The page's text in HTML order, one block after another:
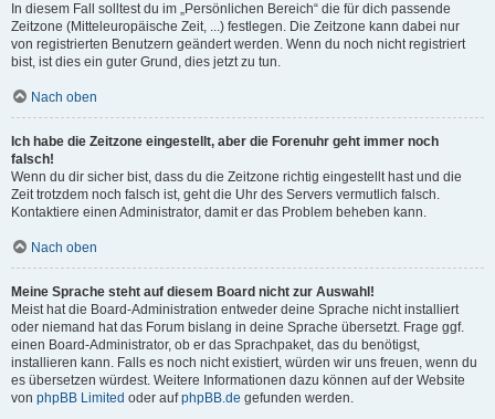
In diesem Fall solltest du im „Persönlichen Bereich“ die für dich passende
Zeitzone (Mitteleuropäische Zeit, ...) festlegen. Die Zeitzone kann dabei nur
von registrierten Benutzern geändert werden. Wenn du noch nicht registriert
bist, ist dies ein guter Grund, dies jetzt zu tun.
Nach oben
Ich habe die Zeitzone eingestellt, aber die Forenuhr geht immer noch
falsch!
Wenn du dir sicher bist, dass du die Zeitzone richtig eingestellt hast und die
Zeit trotzdem noch falsch ist, geht die Uhr des Servers vermutlich falsch.
Kontaktiere einen Administrator, damit er das Problem beheben kann.
Nach oben
Meine Sprache steht auf diesem Board nicht zur Auswahl!
Meist hat die Board-Administration entweder deine Sprache nicht installiert
oder niemand hat das Forum bislang in deine Sprache übersetzt. Frage ggf.
einen Board-Administrator, ob er das Sprachpaket, das du benötigst,
installieren kann. Falls es noch nicht existiert, würden wir uns freuen, wenn du
es übersetzen würdest. Weitere Informationen dazu können auf der Website
von phpBB Limited oder aufphpBB.de gefunden werden.